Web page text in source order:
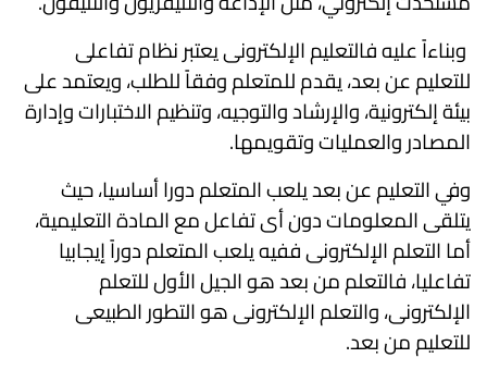
وبناءاً عليه فالتعليم الإلكترونى يعتبر نظام تفاعلى
للتعليم عن بعد، يقدم للمتعلم وفقاً للطلب، ويعتمد على
بيئة إلكترونية، والإرشاد والتوجيه، وتنظيم الاختبارات وإدارة
المصادر والعمليات وتقويمها.
وفي التعليم عن بعد يلعب المتعلم دورا أساسيا، حيث
يتلقى المعلومات دون أى تفاعل مع المادة التعليمية،
أما التعلم الإلكترونى ففيه يلعب المتعلم دوراً إيجابيا
تفاعليا، فالتعلم من بعد هو الجيل الأول للتعلم
الإلكترونى، والتعلم الإلكترونى هو التطور الطبيعى
للتعليم من بعد.